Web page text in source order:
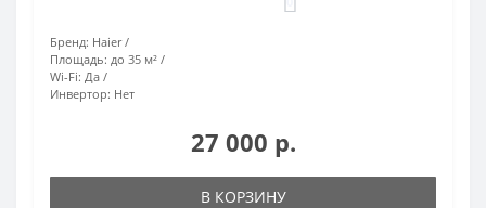
Бренд: Haier
Площадь: до 35 м²
Wi-Fi: Да
Инвертор: Нет
27 000 р.
В КОРЗИНУ